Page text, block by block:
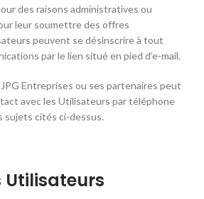
des raisons administratives ou
leur soumettre des offres
peuvent se désinscrire à tout
par le lien situé en pied d’e-mail.
Entreprises ou ses partenaires peut
avec les Utilisateurs par téléphone
sujets cités ci-dessus.
Utilisateurs